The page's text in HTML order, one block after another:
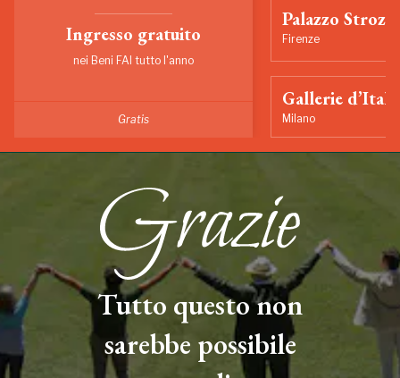
Ingresso gratuito
nei Beni FAI tutto l'anno
Gratis
Palazzo Strozzi
Firenze
Gallerie
Milano
Tutto questo non
sarebbe possibile